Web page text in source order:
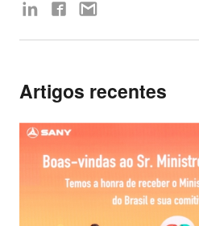
Artigos recentes